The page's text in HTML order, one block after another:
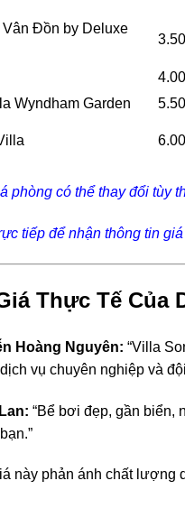
Đồn by Deluxe
Wyndham Garden
phòng có thể thay đổi tùy
tiếp để nhận thông tin
Thực Tế Của
Hoàng Nguyên: “Villa
vụ chuyên nghiệp và
“Bể bơi đẹp, gần biển,
này phản ánh chất lượng